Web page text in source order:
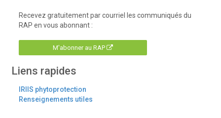
Recevez gratuitement par courriel les communiqués du
RAP en vous abonnant :
M'abonner au RAP
Liens rapides
IRIIS phytoprotection
Renseignements utiles